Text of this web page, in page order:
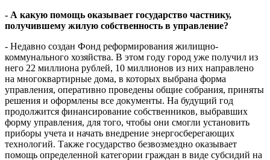
- А какую помощь оказывает государство частнику,
получившему жилую собственность в управление?
- Недавно создан Фонд реформирования жилищно-
коммунального хозяйства. В этом году город уже получил из
него 22 миллиона рублей, 10 миллионов из них направлено
на многоквартирные дома, в которых выбрана форма
управления, оперативно проведены общие собрания, приняты
решения и оформлены все документы. На будущий год
продолжится финансирование собственников, выбравших
форму управления, для того, чтобы они смогли установить
приборы учета и начать внедрение энергосберегающих
технологий. Также государство безвозмездно оказывает
помощь определенной категории граждан в виде субсидий на